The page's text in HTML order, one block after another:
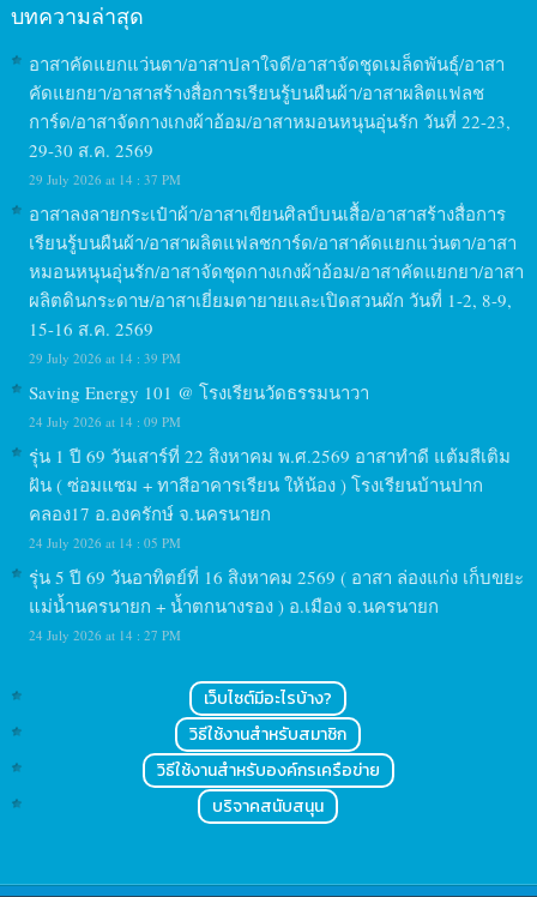
บทความล่าสุด
อาสาคัดแยกแว่นตา/อาสาปลาใจดี/อาสาจัดชุดเมล็ดพันธุ์/อาสา
คัดแยกยา/อาสาสร้างสื่อการเรียนรู้บนผืนผ้า/อาสาผลิตแฟลช
การ์ด/อาสาจัดกางเกงผ้าอ้อม/อาสาหมอนหนุนอุ่นรัก วันที่ 22-23,
29-30 ส.ค. 2569
29 July 2026 at 14 : 37 PM
อาสาลงลายกระเป๋าผ้า/อาสาเขียนศิลป์บนเสื้อ/อาสาสร้างสื่อการ
เรียนรู้บนผืนผ้า/อาสาผลิตแฟลชการ์ด/อาสาคัดแยกแว่นตา/อาสา
หมอนหนุนอุ่นรัก/อาสาจัดชุดกางเกงผ้าอ้อม/อาสาคัดแยกยา/อาสา
ผลิตดินกระดาษ/อาสาเยี่ยมตายายและเปิดสวนผัก วันที่ 1-2, 8-9,
15-16 ส.ค. 2569
29 July 2026 at 14 : 39 PM
Saving Energy 101 @ โรงเรียนวัดธรรมนาวา
24 July 2026 at 14 : 09 PM
รุ่น 1 ปี 69 วันเสาร์ที่ 22 สิงหาคม พ.ศ.2569 อาสาทำดี แต้มสีเติม
ฝัน ( ซ่อมแซม + ทาสีอาคารเรียน ให้น้อง ) โรงเรียนบ้านปาก
คลอง17 อ.องครักษ์ จ.นครนายก
24 July 2026 at 14 : 05 PM
รุ่น 5 ปี 69 วันอาทิตย์ที่ 16 สิงหาคม 2569 ( อาสา ล่องแก่ง เก็บขยะ
แม่น้ำนครนายก + น้ำตกนางรอง ) อ.เมือง จ.นครนายก
24 July 2026 at 14 : 27 PM
เว็บไซต์มีอะไรบ้าง?
วิธีใช้งานสำหรับสมาชิก
วิธีใช้งานสำหรับองค์กรเครือข่าย
บริจาคสนับสนุน